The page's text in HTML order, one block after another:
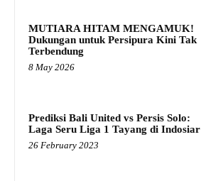
MUTIARA HITAM MENGAMUK!
Dukungan untuk Persipura Kini Tak
Terbendung
8 May 2026
Prediksi Bali United vs Persis Solo:
Laga Seru Liga 1 Tayang di Indosiar
26 February 2023